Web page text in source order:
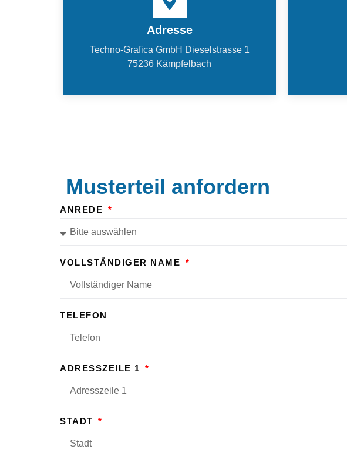
Adresse
Techno-Grafica GmbH Dieselstrasse 1
75236 Kämpfelbach
Musterteil anfordern
ANREDE
VOLLSTÄNDIGER NAME
TELEFON
ADRESSZEILE 1
STADT